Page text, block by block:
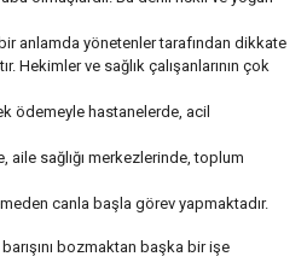
anlamda yönetenler tarafından dikkate
Hekimler ve sağlık çalışanlarının çok
ödemeyle hastanelerde, acil
aile sağlığı merkezlerinde, toplum
canla başla görev yapmaktadır.
bozmaktan başka bir işe